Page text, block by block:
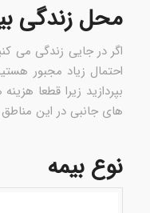
محل زندگی
اگر در جایی زندگی می
احتمال زیاد مجبور
بپردازید زیرا قطعا
های جانبی در این مناطق
نوع بیمه